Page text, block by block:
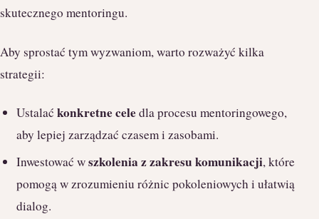
skutecznego mentoringu.
Aby sprostać tym wyzwaniom, warto rozważyć kilka
strategii:
Ustalaćkonkretne celedla procesu mentoringowego,
aby lepiej zarządzać czasem i zasobami.
Inwestować wszkolenia z zakresu komunikacji, które
pomogą w zrozumieniu różnic pokoleniowych i ułatwią
dialog.